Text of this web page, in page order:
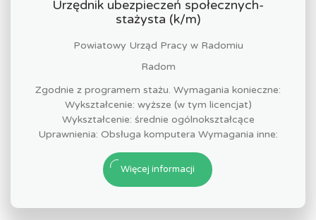
Urzędnik ubezpieczeń społecznych-
stażysta (k/m)
Powiatowy Urząd Pracy w Radomiu
Radom
Zgodnie z programem stażu. Wymagania konieczne:
Wykształcenie: wyższe (w tym licencjat)
Wykształcenie: średnie ogólnokształcące
Uprawnienia: Obsługa komputera Wymagania inne:
Więcej informacji